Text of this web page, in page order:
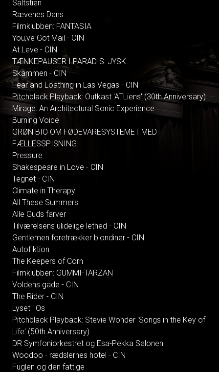
Saltstien
Rævenes Dans
Filmklubben: FANTASIA
You,ve Got Mail - CIN
At Leve - CIN
TÆNKEPAUSER I PARADIS: JYSK
Skammen - CIN
Fear and Loathing in Las Vegas - CIN
Pitchblack Playback: Outkast 'ATLiens' (30th Anniversary)
Mirage: An Architectural Sonic Experience
Burning Voice
GRØN BIO OM FØDEVARESYSTEMET MED
FÆLLESSPISNING
Pressure
Shakespeare in Love - CIN
Tegnet - CIN
Climate in Therapy
All These Summers
Alle Guds farver
Tilværelsens ulidelige lethed - CIN
Gentlemen foretrækker blondiner - CIN
Autofiktion
The Keepers of Corn
Filmklubben: GUMMI-TARZAN
Voldens gade - CIN
The Rider - CIN
Lyset i Os
Pitchblack Playback: Stevie Wonder 'Songs in the Key of
Life' (50th Anniversary)
DR Symfoniorkestret og Esa-Pekka Salonen
Woodoo - rædslernes hotel - CIN
Fuglen og den fattige